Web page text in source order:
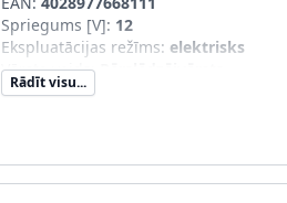
Spriegums [V]: 12
Ekspluatācijas režīms: elektrisks
Vārsta veids:
Rādīt visu...